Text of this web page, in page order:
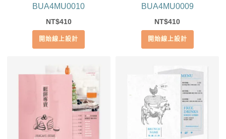
BUA4MU0010
NT$410
開始線上設計
BUA4MU0009
NT$410
開始線上設計